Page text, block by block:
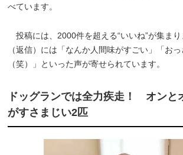
べています。
投稿には、2000件を超える“いいね”が集ま
（返信）には「なんか人間味がすごい」「お
（笑）」といった声が寄せられています。
ドッグランでは全力疾走！ オンと
がすさまじい2匹